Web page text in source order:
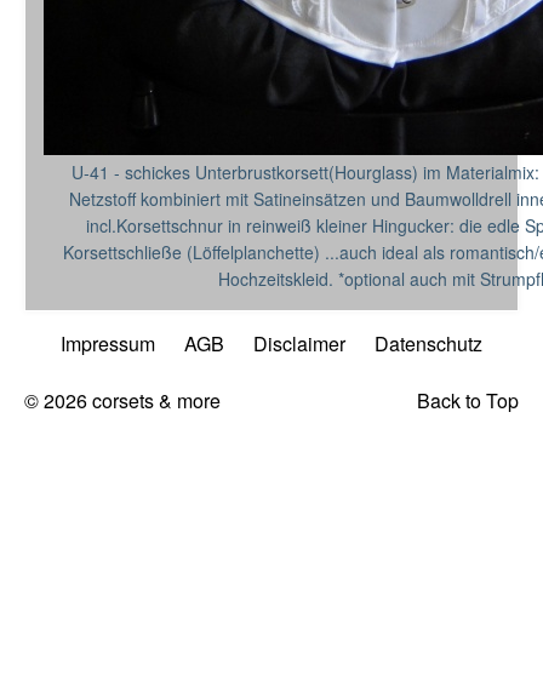
U-41 - schickes Unterbrustkorsett(Hourglass) im
Netzstoff kombiniert mit Satineinsätzen und Baumwolldrell
incl.Korsettschnur in reinweiß kleiner Hingucker: die edle
Korsettschließe (Löffelplanchette) ...auch ideal als
Hochzeitskleid. *optional auch mit
Impressum AGB Disclaimer Datenschutz
Back to Top
© 2026 corsets & more